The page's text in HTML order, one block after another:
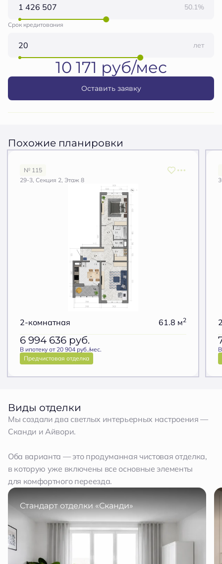
50.1%
Срок кредитования
лет
10 171 руб/мес
Оставить заявку
Похожие планировки
№ 115
29-3, Секция 2, Этаж 8
2-комнатная 61.8 м2
6 994 636 руб.
В ипотеку от 20 904 руб./мес.
Предчистовая отделка
Виды отделки
Мы создали два светлых интерьерных настроения —
Сканди и Айвори.
Оба варианта — это продуманная чистовая отделка,
в которую уже включены все основные элементы
для комфортного переезда.
Стандарт отделки «Сканди»